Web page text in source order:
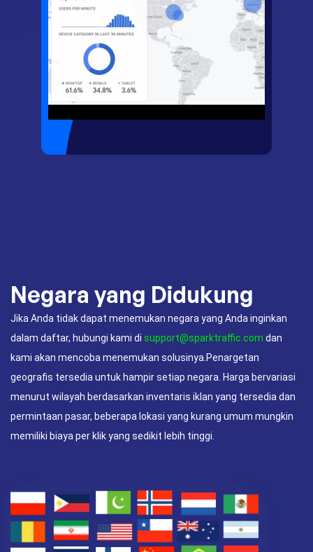
Negara yang Didukung
Jika Anda tidak dapat menemukan negara yang Anda inginkan
dalam daftar, hubungi kami di support@sparktraffic.com dan
kami akan mencoba menemukan solusinya.Penargetan
geografis tersedia untuk hampir setiap negara. Harga bervariasi
menurut wilayah berdasarkan inventaris iklan yang tersedia dan
permintaan pasar, beberapa lokasi yang kurang umum mungkin
memiliki biaya per klik yang sedikit lebih tinggi.